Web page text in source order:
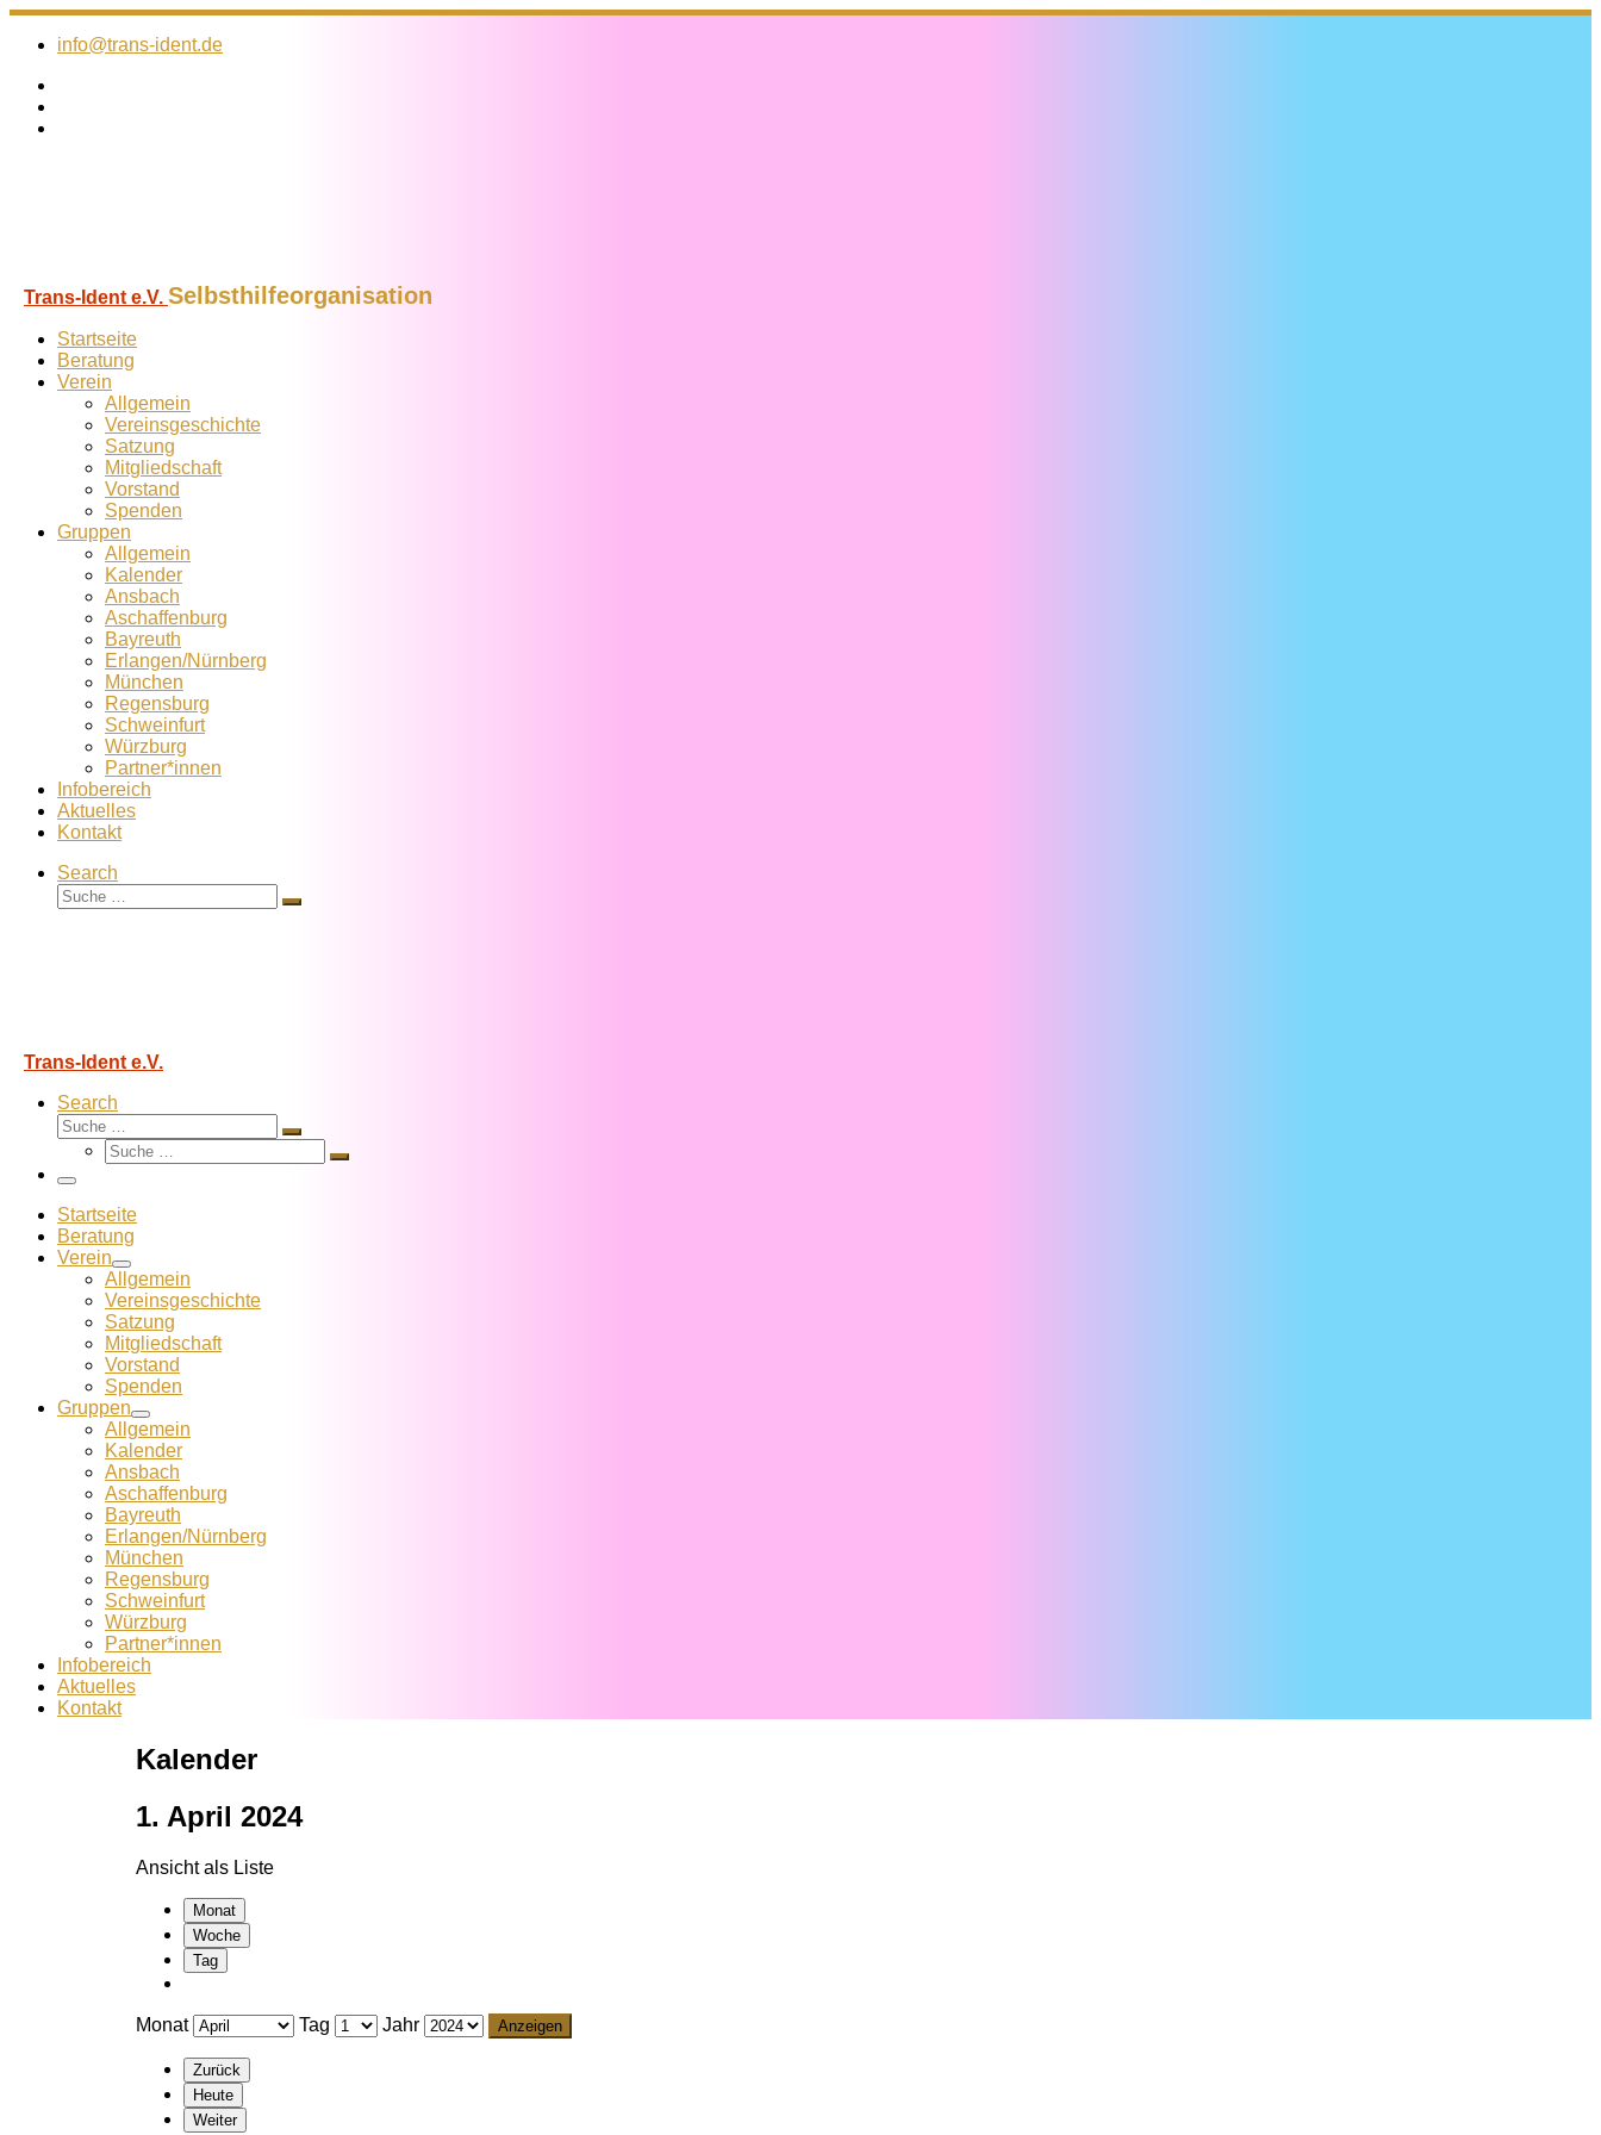
Zum
Inhalt
info@trans-ident.de
Trans-Ident e.V. Selbsthilfeorganisation
Startseite
Beratung
Verein
Allgemein
Vereins­geschichte
Satzung
Mitglied­schaft
Vorstand
Spenden
Gruppen
Allgemein
Kalender
Ansbach
Aschaffenburg
Bayreuth
Erlangen/Nürnberg
München
Regensburg
Schweinfurt
Würzburg
Partner*innen
Infobereich
Aktuelles
Kontakt
Search
Suche
Suche
Trans-Ident e.V.
Search
Suche
Suche
Suche
Suche
Menü
Startseite
Beratung
Verein
Allgemein
Vereins­geschichte
Satzung
Mitglied­schaft
Vorstand
Spenden
Gruppen
Allgemein
Kalender
Ansbach
Aschaffenburg
Bayreuth
Erlangen/Nürnberg
München
Regensburg
Schweinfurt
Würzburg
Partner*innen
Infobereich
Aktuelles
Kontakt
Kalender
1. April 2024
Ansicht als Liste
Monat
Woche
Tag
Monat Tag Jahr
Zurück
Heute
Weiter